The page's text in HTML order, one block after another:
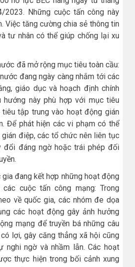
2023. Những cuộc tấn công này
Việc tăng cường chia sẻ thông tin
tư nhân có thể giúp chống lại xu
đã mở rộng mục tiêu toàn cầu:
đang ngày càng nhắm tới các
giáo dục và hoạch định chính
hướng này phù hợp với mục tiêu
tập trung vào hoạt động gián
Để phát hiện các vi phạm có thể
điệp, các tổ chức nên liên tục
đổi đáng ngờ hoặc trái phép đối
gia đang kết hợp những hoạt động
cuộc tấn công mạng: Trong
về quốc gia, các nhóm đe dọa
các hoạt động gây ảnh hưởng
mạng để truyền bá những câu
lợi, gây căng thẳng xã hội cũng
nghi ngờ và nhầm lẫn. Các hoạt
thực hiện trong bối cảnh xung